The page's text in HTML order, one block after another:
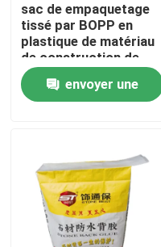
Produits
Au sujet de nous
Contrôle de qualité
Contactez-nous
sac de empaquetage
tissé par BOPP en
plastique de matériau
de construction de
sacs d'adhésif de tuile
de 20kg 25kg
envoyer une